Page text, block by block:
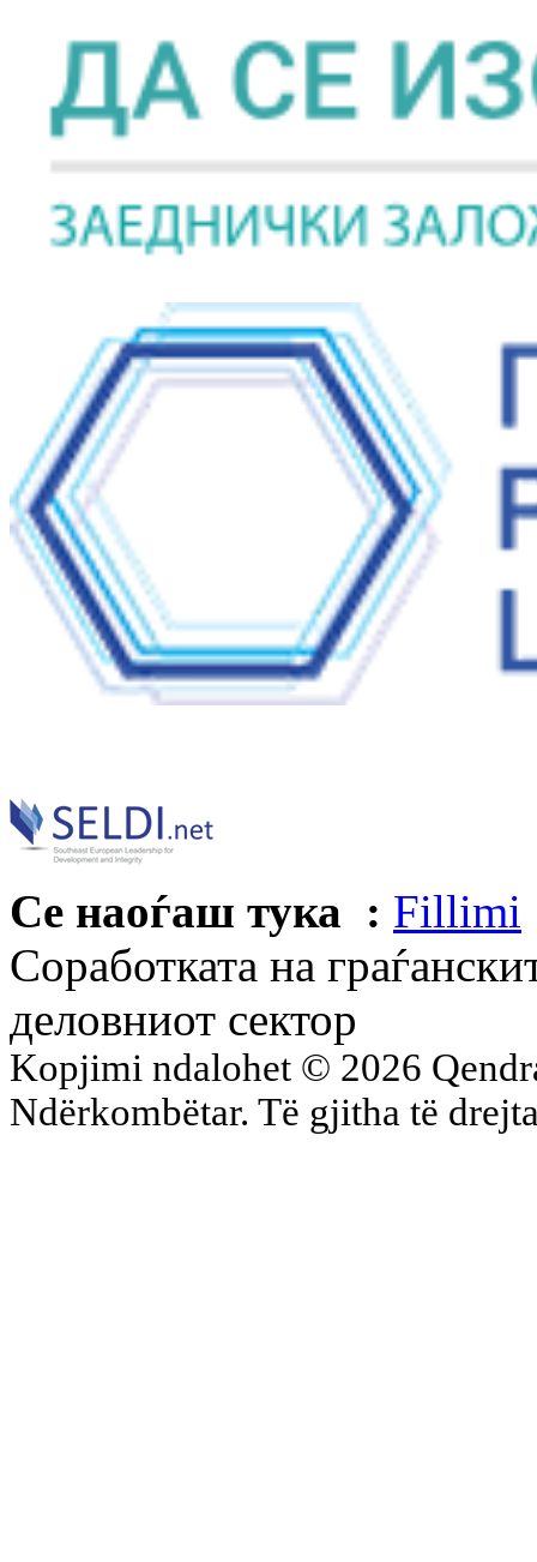
Се наоѓаш тука : Fillimi
Соработката на
деловниот сектор
Kopjimi ndalohet © 2026
Ndërkombëtar. Të gjitha të